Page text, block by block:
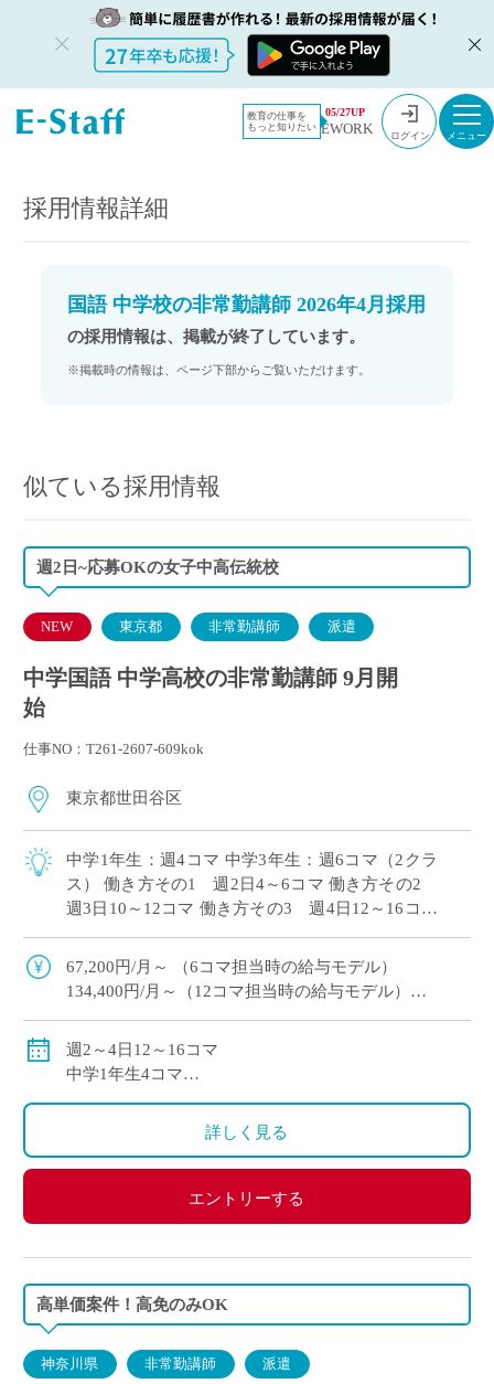
教育の仕事を
もっと知りたい
05/27UP
EWORK ログイン
教員採用情
報のイー・
採用情報
国語 中学校の非常勤講師 2026年4月採用
採用情報詳細
国語 中学校の非常勤講師 2026年4月採用
の採用情報は、掲載が終了しています。
※掲載時の情報は、ページ下部からご覧いただけます。
似ている採用情報
週2日~応募OKの女子中高伝統校
NEW 東京都 非常勤講師 派遣
中学国語 中学高校の非常勤講師 9月開
始
仕事NO：T261-2607-609kok
東京都世田谷区
中学1年生：週4コマ 中学3年生：週6コマ（2クラ
ス） 働き方その1 週2日4～6コマ 働き方その2
週3日10～12コマ 働き方その3 週4日12～16コマ
方のご希望をお伝 […]
67,200円/月～ （6コマ担当時の給与モデル）
134,400円/月～（12コマ担当時の給与モデル）
週2～4日12～16コマ
中学1年生4コマ
詳しく見る
エントリーする
高単価案件！高免のみOK
神奈川県 非常勤講師 派遣